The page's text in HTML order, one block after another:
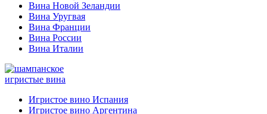
Вина Новой Зеландии
Вина Уругвая
Вина Франции
Вина России
Вина Италии
игристые вина
Игристое вино Испания
Игристое вино Аргентина